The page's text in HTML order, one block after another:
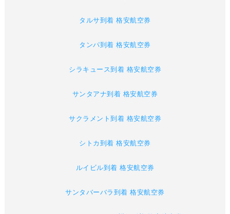
タルサ到着 格安航空券
タンパ到着 格安航空券
シラキュース到着 格安航空券
サンタアナ到着 格安航空券
サクラメント到着 格安航空券
シトカ到着 格安航空券
ルイビル到着 格安航空券
サンタバーバラ到着 格安航空券